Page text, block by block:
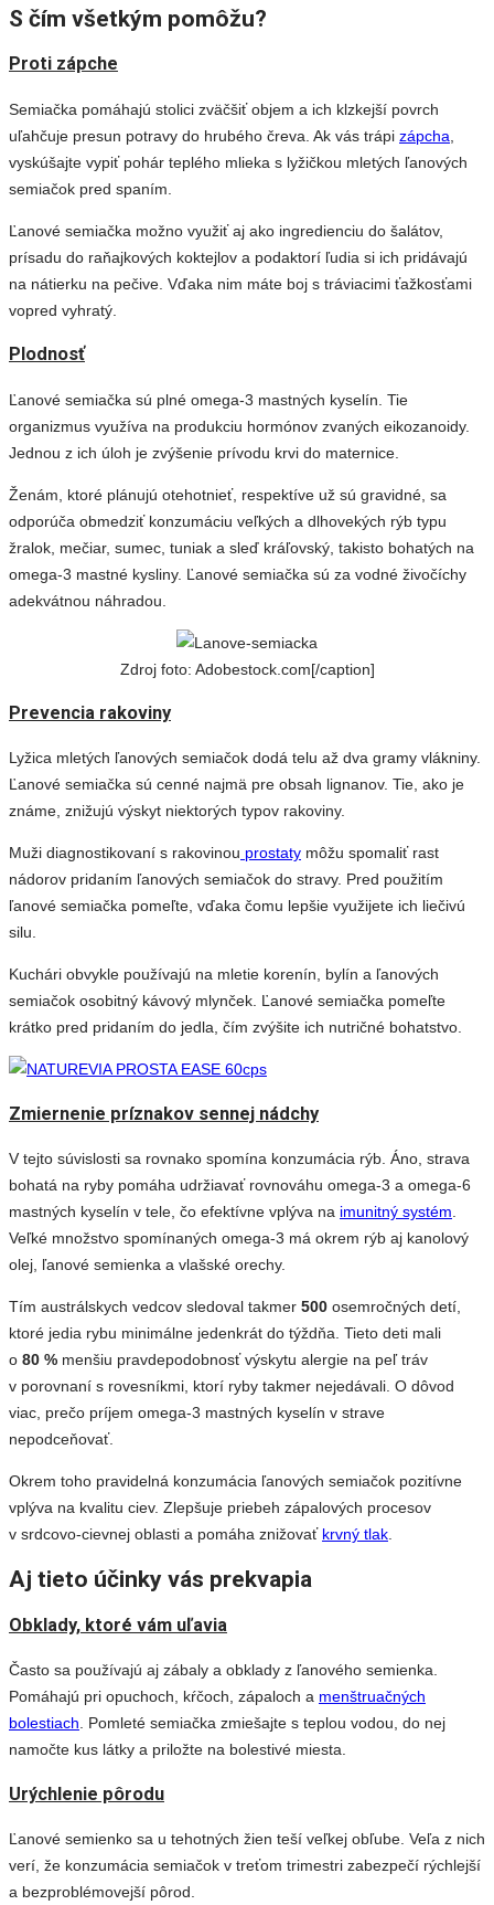
S čím všetkým pomôžu?
Proti zápche
Semiačka pomáhajú stolici zväčšiť objem a ich klzkejší povrch
uľahčuje presun potravy do hrubého čreva. Ak vás trápi zápcha
vyskúšajte vypiť pohár teplého mlieka s lyžičkou mletých ľanových
semiačok pred spaním.
Ľanové semiačka možno využiť aj ako ingredienciu do šalátov,
prísadu do raňajkových koktejlov a podaktorí ľudia si ich pridávajú
na nátierku na pečive. Vďaka nim máte boj s tráviacimi ťažkosťami
vopred vyhratý.
Plodnosť
Ľanové semiačka sú plné omega-3 mastných kyselín. Tie
organizmus využíva na produkciu hormónov zvaných eikozanoidy.
Jednou z ich úloh je zvýšenie prívodu krvi do maternice.
Ženám, ktoré plánujú otehotnieť, respektíve už sú gravidné, sa
odporúča obmedziť konzumáciu veľkých a dlhovekých rýb typu
žralok, mečiar, sumec, tuniak a sleď kráľovský, takisto bohatých na
omega-3 mastné kysliny. Ľanové semiačka sú za vodné živočíchy
adekvátnou náhradou.
Zdroj foto: Adobestock.com[/caption]
Prevencia rakoviny
Lyžica mletých ľanových semiačok dodá telu až dva gramy vlákniny.
Ľanové semiačka sú cenné najmä pre obsah lignanov. Tie, ako je
známe, znižujú výskyt niektorých typov rakoviny.
Muži diagnostikovaní s rakovinou prostaty môžu spomaliť rast
nádorov pridaním ľanových semiačok do stravy. Pred použitím
ľanové semiačka pomeľte, vďaka čomu lepšie využijete ich liečivú
silu.
Kuchári obvykle používajú na mletie korenín, bylín a ľanových
semiačok osobitný kávový mlynček. Ľanové semiačka pomeľte
krátko pred pridaním do jedla, čím zvýšite ich nutričné bohatstvo.
Zmiernenie príznakov sennej nádchy
V tejto súvislosti sa rovnako spomína konzumácia rýb. Áno, strava
bohatá na ryby pomáha udržiavať rovnováhu omega-3 a omega-6
mastných kyselín v tele, čo efektívne vplýva na imunitný systém
Veľké množstvo spomínaných omega-3 má okrem rýb aj kanolový
olej, ľanové semienka a vlašské orechy.
Tím austrálskych vedcov sledoval takmer 500 osemročných detí,
ktoré jedia rybu minimálne jedenkrát do týždňa. Tieto deti mali
o 80 % menšiu pravdepodobnosť výskytu alergie na peľ tráv
v porovnaní s rovesníkmi, ktorí ryby takmer nejedávali. O dôvod
viac, prečo príjem omega-3 mastných kyselín v strave
nepodceňovať.
Okrem toho pravidelná konzumácia ľanových semiačok pozitívne
vplýva na kvalitu ciev. Zlepšuje priebeh zápalových procesov
v srdcovo-cievnej oblasti a pomáha znižovať krvný tlak
Aj tieto účinky vás prekvapia
Obklady, ktoré vám uľavia
Často sa používajú aj zábaly a obklady z ľanového semienka.
Pomáhajú pri opuchoch, kŕčoch, zápaloch a menštruačných
bolestiach. Pomleté semiačka zmiešajte s teplou vodou, do nej
namočte kus látky a priložte na bolestivé miesta.
Urýchlenie pôrodu
Ľanové semienko sa u tehotných žien teší veľkej obľube. Veľa z nich
verí, že konzumácia semiačok v treťom trimestri zabezpečí rýchlejší
a bezproblémovejší pôrod.